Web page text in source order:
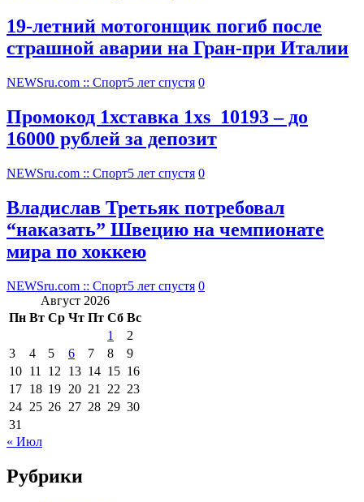
19-летний мотогонщик погиб после
страшной аварии на Гран-при Италии
NEWSru.com :: Спорт5 лет спустя 0
Промокод 1хставка 1xs_10193 – до
16000 рублей за депозит
NEWSru.com :: Спорт5 лет спустя 0
Владислав Третьяк потребовал
“наказать” Швецию на чемпионате
мира по хоккею
NEWSru.com :: Спорт5 лет спустя 0
Август 2026
Пн Вт Ср Чт Пт Сб Вс
1
2
3
4 5 6 7 8
9
10 11 12 13 14 15 16
17 18 19 20 21 22 23
24 25 26 27 28 29 30
31
« Июл
Рубрики